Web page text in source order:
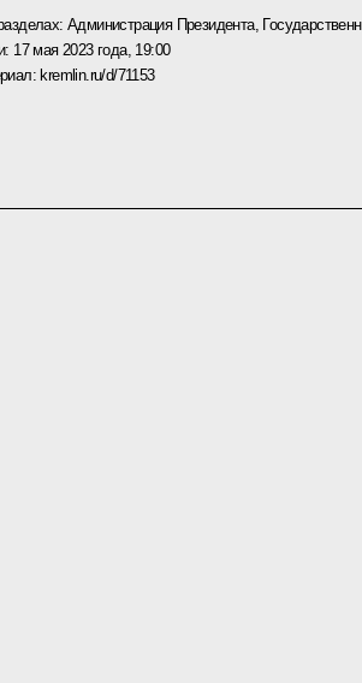
Администрация Президента,
17 мая 2023 года, 19:00
kremlin.ru/d/71153